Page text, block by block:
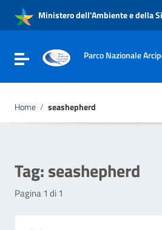
Vai al menu di navigazione
Vai al footer
Ministero dell'Ambiente e della
Attiva / disattiva la navigazione
Parco Nazionale
Home / seashepherd
Tag:seashepherd
Pagina 1 di 1